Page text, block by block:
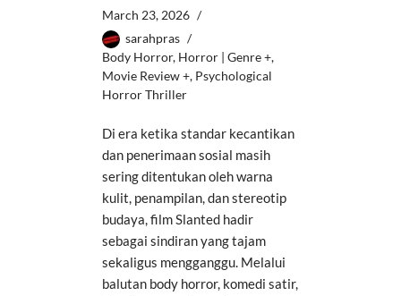
March 23, 2026
sarahpras
Body Horror, Horror | Genre +,
Movie Review +, Psychological
Horror Thriller
Di era ketika standar kecantikan
dan penerimaan sosial masih
sering ditentukan oleh warna
kulit, penampilan, dan stereotip
budaya, film Slanted hadir
sebagai sindiran yang tajam
sekaligus mengganggu. Melalui
balutan body horror, komedi satir,